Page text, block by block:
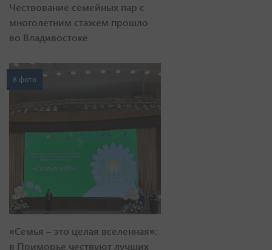
Чествование семейных пар с
многолетним стажем прошло
во Владивостоке
8 фото
«Семья – это целая вселенная»:
в Приморье чествуют лучших